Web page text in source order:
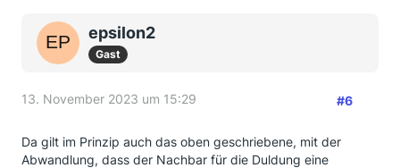
epsilon2
Gast
13. November 2023 um 15:29 #6
Da gilt im Prinzip auch das oben geschriebene, mit der
Abwandlung, dass der Nachbar für die Duldung eine